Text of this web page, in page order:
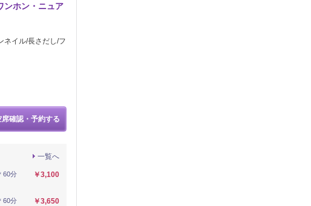
ンホン・ニュア
ネイル/長さだし/フ
席確認・予約する
一覧へ
60分
￥3,100
60分 ￥3,650